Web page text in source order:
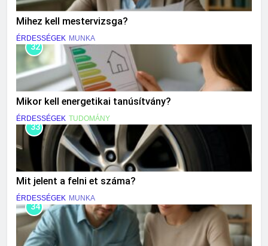
Mihez kell mestervizsga?
ÉRDESSÉGEK MUNKA
32
Mikor kell energetikai tanúsítvány?
ÉRDESSÉGEK TUDOMÁNY
33
Mit jelent a felni et száma?
ÉRDESSÉGEK MUNKA
34